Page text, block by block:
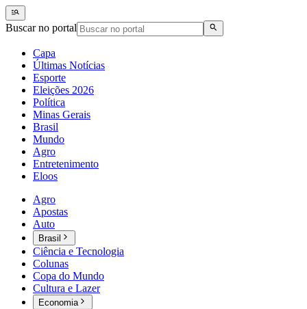
Buscar no portal
Capa
Últimas Notícias
Esporte
Eleições 2026
Política
Minas Gerais
Brasil
Mundo
Agro
Entretenimento
Eloos
Agro
Apostas
Auto
Brasil
Ciência e Tecnologia
Colunas
Copa do Mundo
Cultura e Lazer
Economia